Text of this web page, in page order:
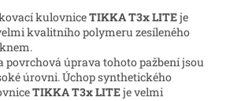
kulovniceTIKKA T3x LITEje
kvalitního polymeru zesíleného
povrchová úprava tohoto pažbení jsou
úrovni. Úchop synthetického
TIKKA T3x LITEje velmi